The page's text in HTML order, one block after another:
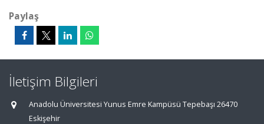
Paylaş
İletişim Bilgileri
Anadolu Üniversitesi Yunus Emre Kampüsü Tepebaşı 26470
Eskişehir